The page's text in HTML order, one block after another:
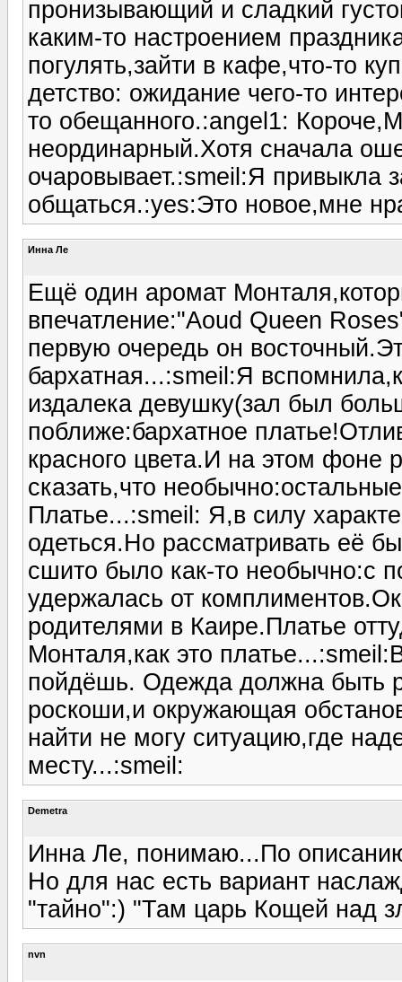
пронизывающий и сладкий
каким-то настроением
погулять,зайти в кафе,что-то
детство: ожидание чего-то
то обещанного.:angel1:
неординарный.Хотя сначала
очаровывает.:smeil:Я привыкла
общаться.:yes:Это новое,мне
Инна Ле
Ещё один аромат
впечатление:"Aoud Queen
первую очередь он
бархатная...:smeil:Я
издалека девушку(зал был
поближе:бархатное
красного цвета.И на этом фоне
сказать,что
Платье...:smeil: Я,в силу
одеться.Но рассматривать её
сшито было как-то необычно:с
удержалась от
родителями в Каире.Платье
Монталя,как это
пойдёшь. Одежда должна быть
роскоши,и окружающая
найти не могу ситуацию,где
месту...:smeil:
Demetra
Инна Ле, понимаю...По
Но для нас есть вариант
"тайно":) "Там царь Кощей над
nvn